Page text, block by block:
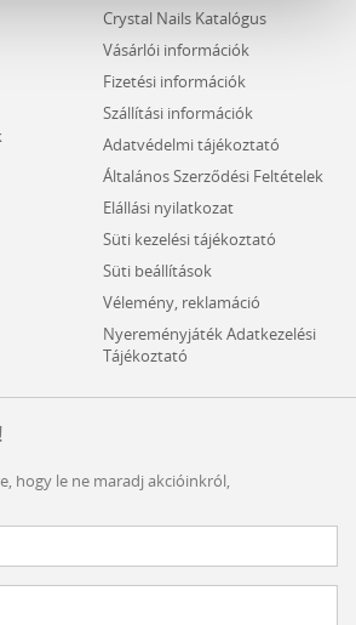
Crystal Nails Katalógus
Vásárlói információk
Fizetési információk
Szállítási információk
Adatvédelmi tájékoztató
Általános Szerződési Feltételek
Elállási nyilatkozat
Süti kezelési tájékoztató
Süti beállítások
Vélemény, reklamáció
Nyereményjáték Adatkezelési
Tájékoztató
hogy le ne maradj akcióinkról,